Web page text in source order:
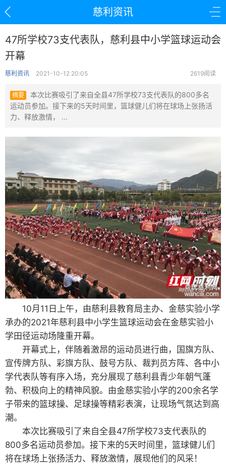
慈利资讯
47所学校73支代表队，慈利县中小学篮球运动会
开幕
慈利资讯 2021-10-12 20:05 2619阅读
摘要
本次比赛吸引了来自全县47所学校73支代表队的800多名
运动员参加。接下来的5天时间里，篮球健儿们将在球场上张扬活
力、释放激情， ...
10月11日上午，由慈利县教育局主办、金慈实验小学
承办的2021年慈利县中小学生篮球运动会在金慈实验小
学田径运动场隆重开幕。
开幕式上，伴随着激昂的运动员进行曲，国旗方队、
宣传牌方队、彩旗方队、鼓号方队、裁判员方阵、各中小
学代表队等有序入场，充分展现了慈利县青少年朝气蓬
勃、积极向上的精神风貌。由金慈实验小学的200余名学
子带来的篮球操、足球操等精彩表演，让现场气氛达到高
潮。
本次比赛吸引了来自全县47所学校73支代表队的
800多名运动员参加。接下来的5天时间里，篮球健儿们
将在球场上张扬活力、释放激情，展现他们的风采！